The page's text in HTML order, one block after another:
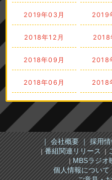
2019年03月 2019
2018年12月 2018
2018年09月 2018
2018年06月 2018
｜ 会社概要 ｜採用情
｜番組関連リリース｜
｜MBSラジオ
個人情報について